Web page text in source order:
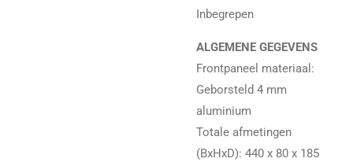
Inbegrepen
ALGEMENE GEGEVENS
Frontpaneel materiaal:
Geborsteld 4 mm
aluminium
Totale afmetingen
(BxHxD): 440 x 80 x 185